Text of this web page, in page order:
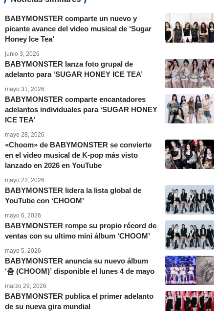
BABYMONSTER comparte un nuevo y
picante avance del video musical de ‘Sugar
Honey Ice Tea’
junio 3, 2026
BABYMONSTER lanza foto grupal de
adelanto para ‘SUGAR HONEY ICE TEA’
mayo 31, 2026
BABYMONSTER comparte encantadores
adelantos individuales para ‘SUGAR HONEY
ICE TEA’
mayo 28, 2026
«Choom» de BABYMONSTER se convierte
en el video musical de K-pop más visto
lanzado en 2026 en YouTube
mayo 22, 2026
BABYMONSTER lidera la lista global de
YouTube con ‘CHOOM’
mayo 6, 2026
BABYMONSTER rompe su propio récord de
ventas con su ultimo mini álbum ‘CHOOM’
mayo 5, 2026
BABYMONSTER anuncia su nuevo álbum
‘춤 (CHOOM)’ disponible el lunes 4 de mayo
marzo 29, 2026
BABYMONSTER publica el primer adelanto
de su nueva gira mundial